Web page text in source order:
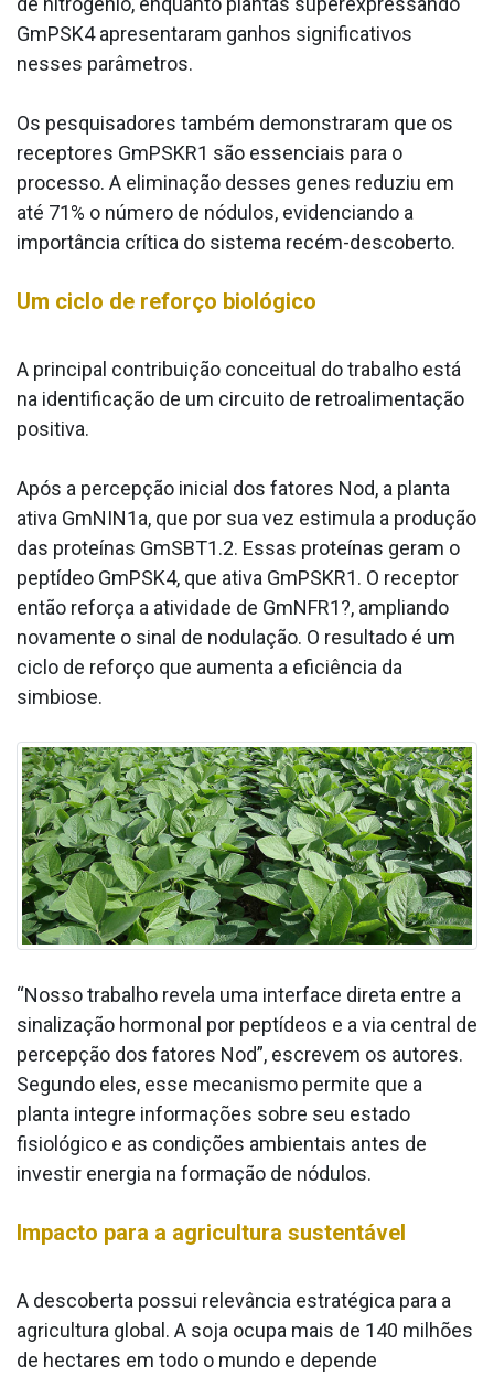
GmPSK4 apresentaram ganhos significativos
nesses parâmetros.
Os pesquisadores também demonstraram que os
receptores GmPSKR1 são essenciais para o
processo. A eliminação desses genes reduziu em
até 71% o número de nódulos, evidenciando a
importância crítica do sistema recém-descoberto.
Um ciclo de reforço biológico
A principal contribuição conceitual do trabalho está
na identificação de um circuito de retroalimentação
positiva.
Após a percepção inicial dos fatores Nod, a planta
ativa GmNIN1a, que por sua vez estimula a produção
das proteínas GmSBT1.2. Essas proteínas geram o
peptídeo GmPSK4, que ativa GmPSKR1. O receptor
então reforça a atividade de GmNFR1?, ampliando
novamente o sinal de nodulação. O resultado é um
ciclo de reforço que aumenta a eficiência da
simbiose.
“Nosso trabalho revela uma interface direta entre a
sinalização hormonal por peptídeos e a via central de
percepção dos fatores Nod”, escrevem os autores.
Segundo eles, esse mecanismo permite que a
planta integre informações sobre seu estado
fisiológico e as condições ambientais antes de
investir energia na formação de nódulos.
Impacto para a agricultura sustentável
A descoberta possui relevância estratégica para a
agricultura global. A soja ocupa mais de 140 milhões
de hectares em todo o mundo e depende